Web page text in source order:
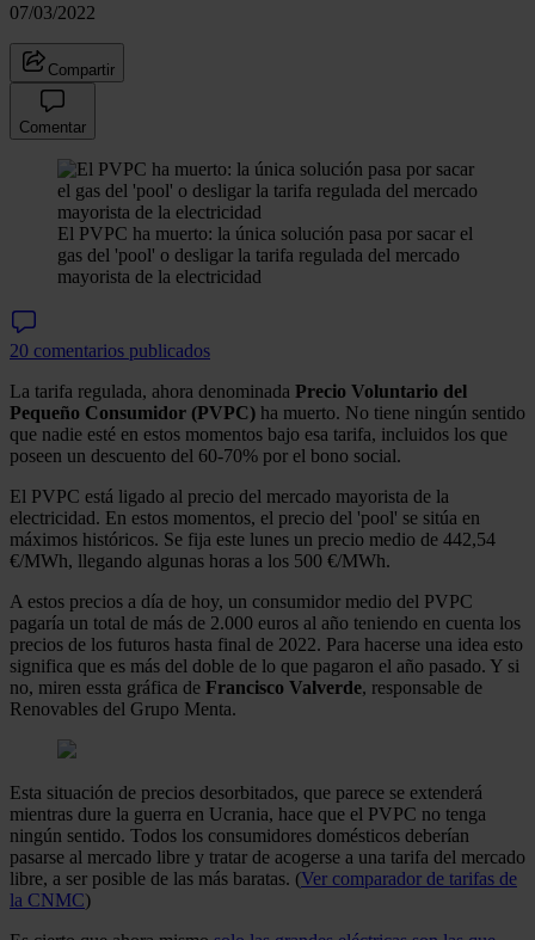
07/03/2022
Compartir
Comentar
El PVPC ha muerto: la única solución pasa por sacar el
gas del 'pool' o desligar la tarifa regulada del mercado
mayorista de la electricidad
20 comentarios publicados
La tarifa regulada, ahora denominada Precio Voluntario del
Pequeño Consumidor (PVPC) ha muerto. No tiene ningún sentido
que nadie esté en estos momentos bajo esa tarifa, incluidos los que
poseen un descuento del 60-70% por el bono social.
El PVPC está ligado al precio del mercado mayorista de la
electricidad. En estos momentos, el precio del 'pool' se sitúa en
máximos históricos. Se fija este lunes un precio medio de 442,54
€/MWh, llegando algunas horas a los 500 €/MWh.
A estos precios a día de hoy, un consumidor medio del PVPC
pagaría un total de más de 2.000 euros al año teniendo en cuenta los
precios de los futuros hasta final de 2022. Para hacerse una idea esto
significa que es más del doble de lo que pagaron el año pasado. Y si
no, miren essta gráfica de Francisco Valverde, responsable de
Renovables del Grupo Menta.
Esta situación de precios desorbitados, que parece se extenderá
mientras dure la guerra en Ucrania, hace que el PVPC no tenga
ningún sentido. Todos los consumidores domésticos deberían
pasarse al mercado libre y tratar de acogerse a una tarifa del mercado
libre, a ser posible de las más baratas. (Ver comparador de tarifas de
la CNMC)